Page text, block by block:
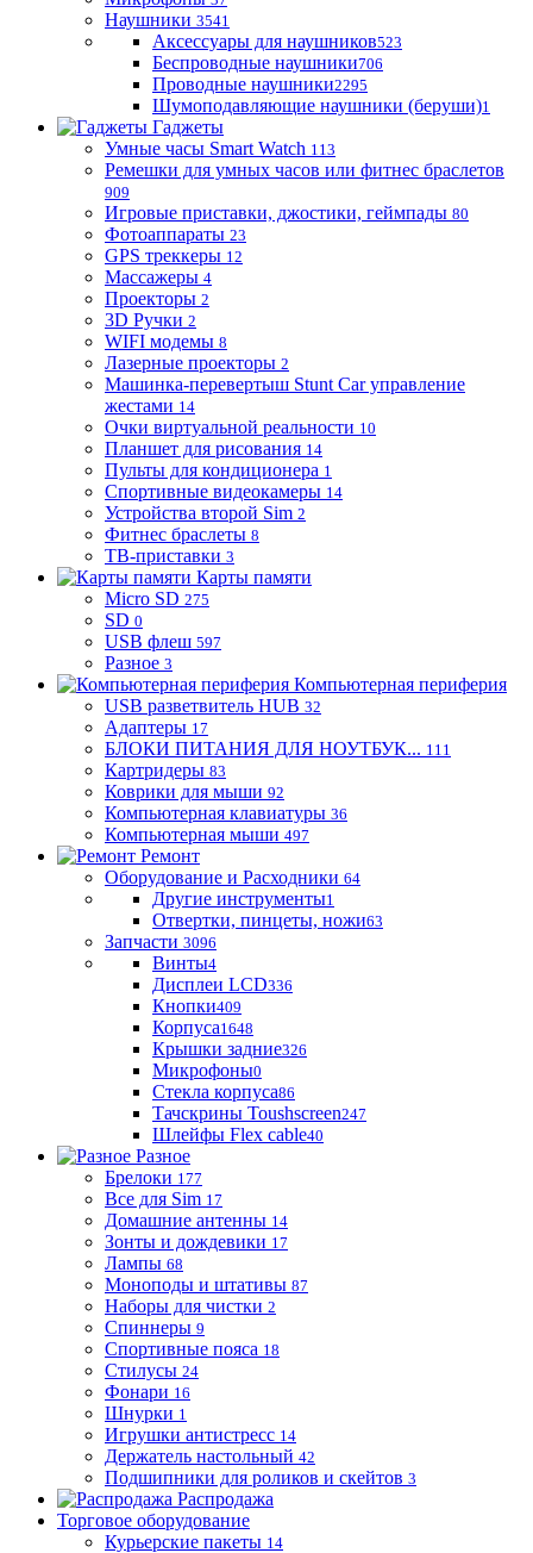
Наушники 3541
Аксессуары для наушников523
Беспроводные наушники706
Проводные наушники2295
Шумоподавляющие наушники (беруши)1
Гаджеты
Умные часы Smart Watch 113
Ремешки для умных часов или фитнес браслетов
909
Игровые приставки, джостики, геймпады 80
Фотоаппараты 23
GPS треккеры 12
Массажеры 4
Проекторы 2
3D Ручки 2
WIFI модемы 8
Лазерные проекторы 2
Машинка-перевертыш Stunt Car управление
жестами 14
Очки виртуальной реальности 10
Планшет для рисования 14
Пульты для кондиционера 1
Спортивные видеокамеры 14
Устройства второй Sim 2
Фитнес браслеты 8
ТВ-приставки 3
Карты памяти
Micro SD 275
SD 0
USB флеш 597
Разное 3
Компьютерная периферия
USB разветвитель HUB 32
Адаптеры 17
БЛОКИ ПИТАНИЯ ДЛЯ НОУТБУК... 111
Картридеры 83
Коврики для мыши 92
Компьютерная клавиатуры 36
Компьютерная мыши 497
Ремонт
Оборудование и Расходники 64
Другие инструменты1
Отвертки, пинцеты, ножи63
Запчасти 3096
Винты4
Дисплеи LCD336
Кнопки409
Корпуса1648
Крышки задние326
Микрофоны0
Стекла корпуса86
Тачскрины Toushscreen247
Шлейфы Flex cable40
Разное
Брелоки 177
Все для Sim 17
Домашние антенны 14
Зонты и дождевики 17
Лампы 68
Моноподы и штативы 87
Наборы для чистки 2
Спиннеры 9
Спортивные пояса 18
Стилусы 24
Фонари 16
Шнурки 1
Игрушки антистресс 14
Держатель настольный 42
Подшипники для роликов и скейтов 3
Распродажа
Торговое оборудование
Курьерские пакеты 14